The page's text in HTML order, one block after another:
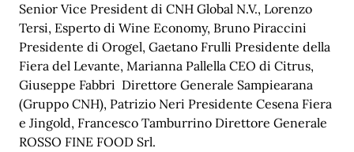
Senior Vice President di CNH Global N.V., Lorenzo
Tersi, Esperto di Wine Economy, Bruno Piraccini
Presidente di Orogel, Gaetano Frulli Presidente della
Fiera del Levante, Marianna Pallella CEO di Citrus,
Giuseppe Fabbri Direttore Generale Sampiearana
(Gruppo CNH), Patrizio Neri Presidente Cesena Fiera
e Jingold, ⁠Francesco Tamburrino Direttore Generale
ROSSO FINE FOOD Srl.